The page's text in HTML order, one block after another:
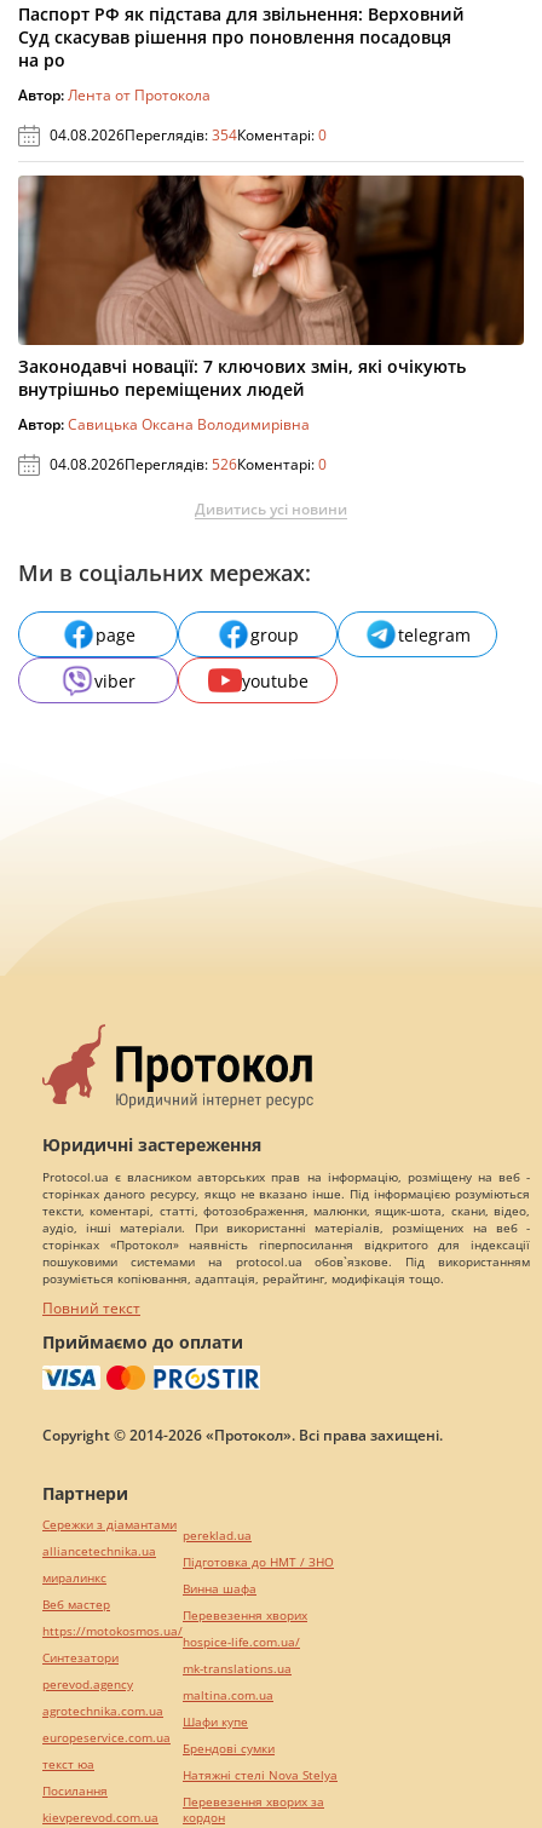
Паспорт РФ як підстава для звільнення: Верховний
Суд скасував рішення про поновлення посадовця
на ро
Автор:Лента от Протокола
04.08.2026Переглядів:354Коментарі:0
Законодавчі новації: 7 ключових змін, які очікують
внутрішньо переміщених людей
Автор:Савицька Оксана Володимирівна
04.08.2026Переглядів:526Коментарі:0
Дивитись усі новини
Ми в соціальних мережах:
page group
telegram
viber
youtube
Юридичні застереження
Protocol.ua є власником авторських прав на інформацію, розміщену на веб -
сторінках даного ресурсу, якщо не вказано інше. Під інформацією розуміються
тексти, коментарі, статті, фотозображення, малюнки, ящик-шота, скани, відео,
аудіо, інші матеріали. При використанні матеріалів, розміщених на веб -
сторінках «Протокол» наявність гіперпосилання відкритого для індексації
пошуковими системами на protocol.ua обов`язкове. Під використанням
розуміється копіювання, адаптація, рерайтинг, модифікація тощо.
Повний текст
Приймаємо до оплати
Copyright © 2014-2026 «Протокол». Всі права захищені.
Партнери
Сережки з діамантами
alliancetechnika.ua
миралинкс
Веб мастер
https://motokosmos.ua/
Синтезатори
perevod.agency
agrotechnika.com.ua
europeservice.com.ua
текст юа
Посилання
kievperevod.com.ua
pereklad.ua
Підготовка до НМТ / ЗНО
Винна шафа
Перевезення хворих
hospice-life.com.ua/
mk-translations.ua
maltina.com.ua
Шафи купе
Брендові сумки
Натяжні стелі Nova Stelya
Перевезення хворих за
кордон